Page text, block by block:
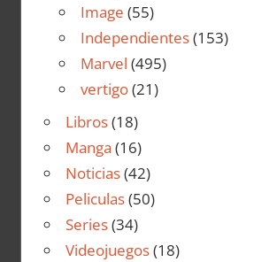
Image (55)
Independientes(153)
Marvel (495)
vertigo(21)
Libros(18)
Manga (16)
Noticias(42)
Peliculas(50)
Series(34)
Videojuegos(18)